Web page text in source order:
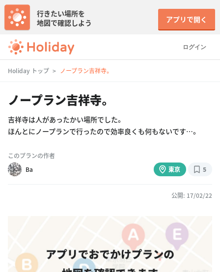
ログイン
行きたい場所を
地図で確認しよう
アプリで開く
Holiday トップ ノープラン吉祥寺。
ノープラン吉祥寺。
吉祥寺は人があったかい場所でした。
ほんとにノープランで行ったので効率良くも何もないです…。
このプランの作者
Ba
東京 5
公開: 17/02/22